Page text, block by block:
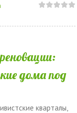
дома под
кварталы,